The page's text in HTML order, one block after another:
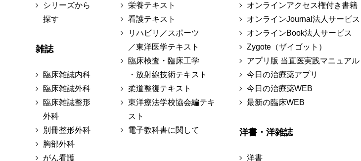
シリーズから
探す
雑誌
臨床雑誌内科
臨床雑誌外科
臨床雑誌整形
外科
別冊整形外科
胸部外科
がん看護
栄養テキスト
看護テキスト
リハビリ／スポーツ
／東洋医学テキスト
臨床検査・臨床工学
・放射線技術テキスト
柔道整復テキスト
東洋療法学校協会編テキ
スト
電子教科書に関して
オンラインアクセス権付き書籍
オンラインJournal法人サービス
オンラインBook法人サービス
Zygote（ザイゴット）
アプリ版 当直医実践マニュアル
今日の治療薬アプリ
今日の治療薬WEB
最新の臨床WEB
洋書・洋雑誌
洋書